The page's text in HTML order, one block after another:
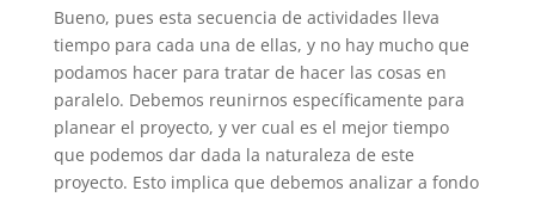
Bueno, pues esta secuencia de actividades lleva
tiempo para cada una de ellas, y no hay mucho que
podamos hacer para tratar de hacer las cosas en
paralelo. Debemos reunirnos específicamente para
planear el proyecto, y ver cual es el mejor tiempo
que podemos dar dada la naturaleza de este
proyecto. Esto implica que debemos analizar a fondo